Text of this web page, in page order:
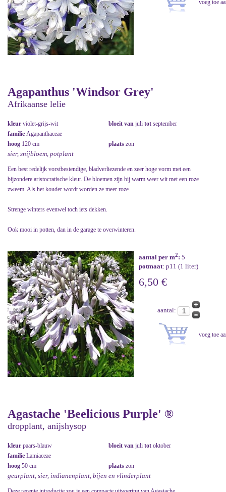
Agapanthus 'Windsor Grey'
Afrikaanse lelie
kleur violet-grijs-wit bloeit van juli tot september
familie Agapanthaceae
hoog 120 cm plaats zon
sier, snijbloem, potplant
Een best redelijk vorstbestendige, bladverliezende en zeer hoge vorm met een
bijzondere aristocratische kleur. De bloemen zijn bij warm weer wit met een roze
zweem. Als het kouder wordt worden ze meer roze.
Strenge winters evenwel toch iets dekken.
Ook mooi in potten, dan in de garage te overwinteren.
aantal per m2: 5
potmaat: p11 (1 liter)
6,50 €
aantal:
Agastache 'Beelicious Purple' ®
dropplant, anijshysop
kleur paars-blauw bloeit van juli tot oktober
familie Lamiaceae
hoog 50 cm plaats zon
geurplant, sier, indianenplant, bijen en vlinderplant